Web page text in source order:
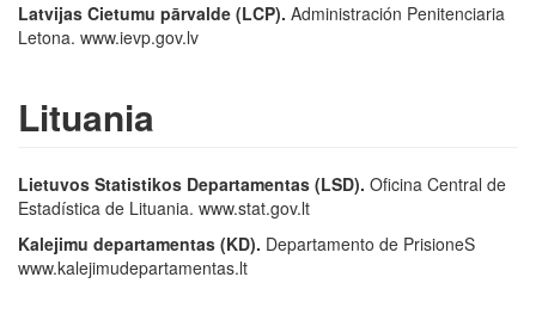
Latvijas Cietumu pārvalde (LCP). Administración Penitenciaria
Letona. www.ievp.gov.lv
Lituania
Lietuvos Statistikos Departamentas (LSD). Oficina Central de
Estadística de Lituania. www.stat.gov.lt
Kalejimu departamentas (KD). Departamento de PrisioneS
www.kalejimudepartamentas.lt